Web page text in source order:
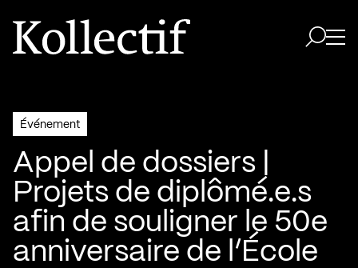
Aller à la page d'accueil
Logo Kollectif
Événement
Appel de dossiers |
Projets de diplômé.e.s
afin de souligner le 50e
anniversaire de l’École